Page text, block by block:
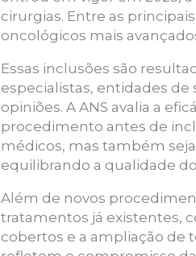
cirurgias. Entre as
oncológicos mais
Essas inclusões são
especialistas, entidades
opiniões. A ANS avalia a
procedimento antes de
médicos, mas também
equilibrando a qualidade
Além de novos
tratamentos já existentes,
cobertos e a ampliação de